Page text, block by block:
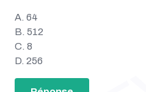
A. 64
B. 512
C. 8
D. 256